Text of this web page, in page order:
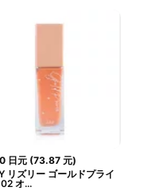
日元 (73.87 元)
リズリー ゴールドプライ
オ...